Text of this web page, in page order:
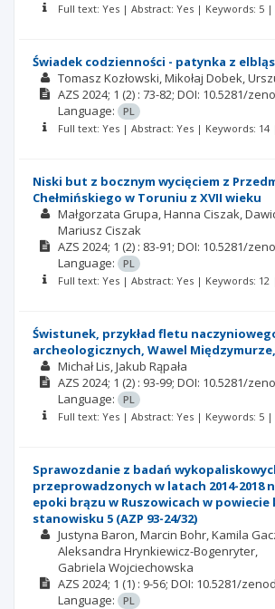
Full text: Yes | Abstract: Yes | Keywords: 5 |
Świadek codzienności - patynka z
Tomasz Kozłowski Mikołaj Dobek
AZS 2024; 1 (2) : 73-82; DOI: 10.5281/
Language:
PL
Full text: Yes | Abstract: Yes | Keywords: 14
Niski but z bocznym wycięciem z
Chełmińskiego w Toruniu z XVII wieku
Małgorzata Grupa Hanna Ciszak
Mariusz Ciszak
AZS 2024; 1 (2) : 83-91; DOI: 10.5281/
Language:
PL
Full text: Yes | Abstract: Yes | Keywords: 12
Świstunek, przykład fletu
archeologicznych, Wawel
Michał Lis Jakub Rąpała
AZS 2024; 1 (2) : 93-99; DOI: 10.5281/
Language:
PL
Full text: Yes | Abstract: Yes | Keywords: 5 |
Sprawozdanie z badań
przeprowadzonych w latach 2014-2018
epoki brązu w Ruszowicach w powiecie
stanowisku 5 (AZP 93-24/32)
Justyna Baron Marcin Bohr Kamila
Aleksandra Hrynkiewicz-Bogenryter
Gabriela Wojciechowska
AZS 2024; 1 (1) : 9-56; DOI: 10.5281/
Language:
PL